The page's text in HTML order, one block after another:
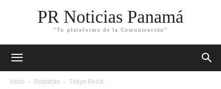
PR Noticias Panamá
"Tu plataforma de la Comunicación"
Inicio Etiquetas Tokyo Beast